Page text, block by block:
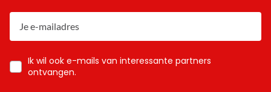
Ik wil ook e-mails van interessante partners
ontvangen.